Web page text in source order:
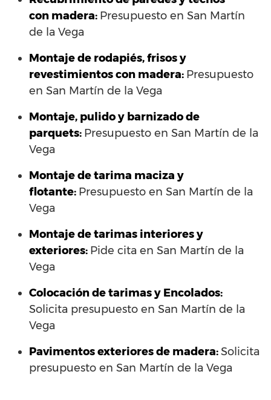
con madera: Presupuesto en San Martín
de la Vega
Montaje de rodapiés, frisos y
revestimientos con madera: Presupuesto
en San Martín de la Vega
Montaje, pulido y barnizado de
parquets: Presupuesto en San Martín de la
Vega
Montaje de tarima maciza y
flotante: Presupuesto en San Martín de la
Vega
Montaje de tarimas interiores y
exteriores: Pide cita en San Martín de la
Vega
Colocación de tarimas y Encolados:
Solicita presupuesto en San Martín de la
Vega
Pavimentos exteriores de madera:Solicita
presupuesto en San Martín de la Vega